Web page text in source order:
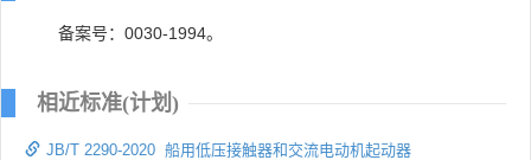
备案号：0030-1994。
相近标准(计划)
JB/T 2290-2020 船用低压接触器和交流电动机起动器